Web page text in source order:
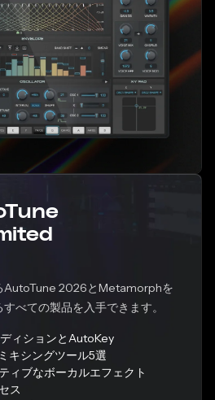
AutoTune 2026とMetamorphを
べての製品を入手できます。
ィションとAutoKey
キシングツール5選
ィブなボーカルエフェクト
ス